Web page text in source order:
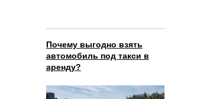
Почему выгодно взять
автомобиль под такси в
аренду?